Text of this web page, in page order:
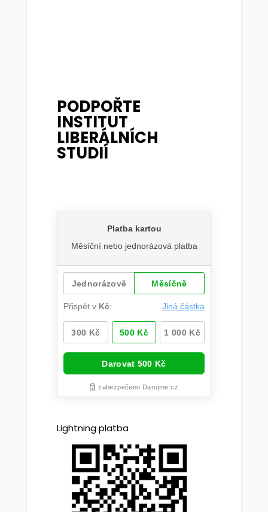
PODPOŘTE
INSTITUT
LIBERÁLNÍCH
STUDIÍ
Lightning platba